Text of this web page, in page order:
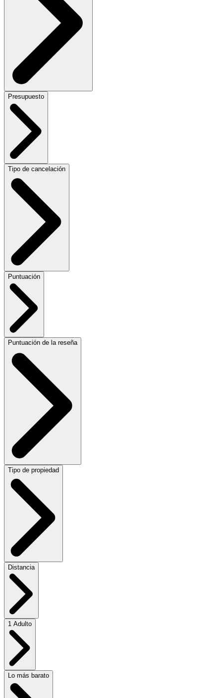
Presupuesto
Tipo de cancelación
Puntuación
Puntuación de la reseña
Tipo de propiedad
Distancia
1 Adulto
Lo más barato